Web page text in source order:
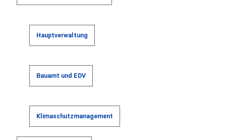
Hauptverwaltung
Bauamt und EDV
Klimaschutzmanagement